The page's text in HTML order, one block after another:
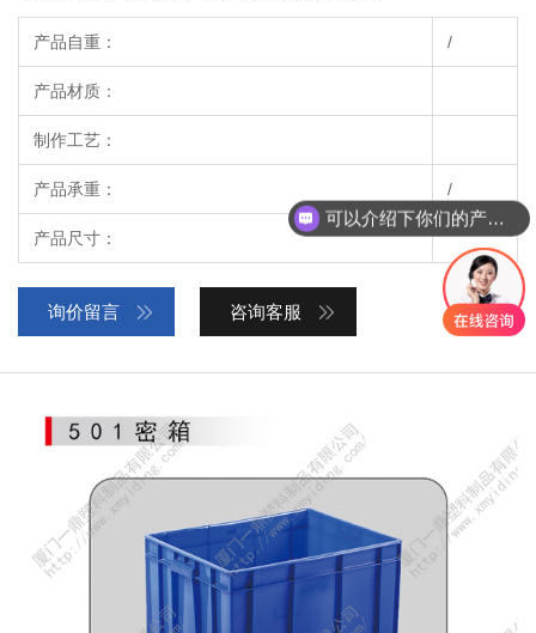
产品自重： /
产品材质：
制作工艺：
产品承重： /
产品尺寸：
询价留言 咨询客服
可以介绍下你们的产品么？